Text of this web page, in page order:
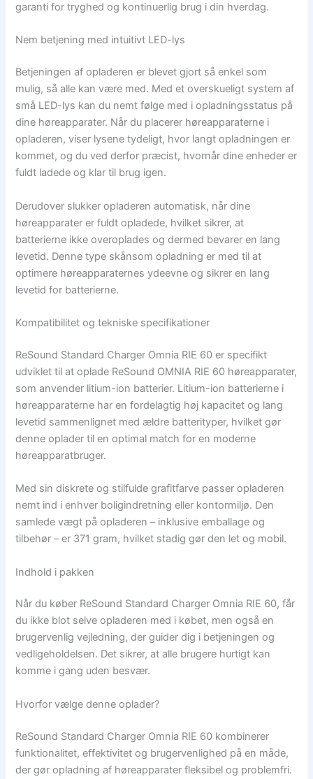
garanti for tryghed og kontinuerlig brug i din hverdag.
Nem betjening med intuitivt LED-lys
Betjeningen af opladeren er blevet gjort så enkel som
mulig, så alle kan være med. Med et overskueligt system af
små LED-lys kan du nemt følge med i opladningsstatus på
dine høreapparater. Når du placerer høreapparaterne i
opladeren, viser lysene tydeligt, hvor langt opladningen er
kommet, og du ved derfor præcist, hvornår dine enheder er
fuldt ladede og klar til brug igen.
Derudover slukker opladeren automatisk, når dine
høreapparater er fuldt opladede, hvilket sikrer, at
batterierne ikke overoplades og dermed bevarer en lang
levetid. Denne type skånsom opladning er med til at
optimere høreapparaternes ydeevne og sikrer en lang
levetid for batterierne.
Kompatibilitet og tekniske specifikationer
ReSound Standard Charger Omnia RIE 60 er specifikt
udviklet til at oplade ReSound OMNIA RIE 60 høreapparater,
som anvender litium-ion batterier. Litium-ion batterierne i
høreapparaterne har en fordelagtig høj kapacitet og lang
levetid sammenlignet med ældre batterityper, hvilket gør
denne oplader til en optimal match for en moderne
høreapparatbruger.
Med sin diskrete og stilfulde grafitfarve passer opladeren
nemt ind i enhver boligindretning eller kontormiljø. Den
samlede vægt på opladeren – inklusive emballage og
tilbehør – er 371 gram, hvilket stadig gør den let og mobil.
Indhold i pakken
Når du køber ReSound Standard Charger Omnia RIE 60, får
du ikke blot selve opladeren med i købet, men også en
brugervenlig vejledning, der guider dig i betjeningen og
vedligeholdelsen. Det sikrer, at alle brugere hurtigt kan
komme i gang uden besvær.
Hvorfor vælge denne oplader?
ReSound Standard Charger Omnia RIE 60 kombinerer
funktionalitet, effektivitet og brugervenlighed på en måde,
der gør opladning af høreapparater fleksibel og problemfri.